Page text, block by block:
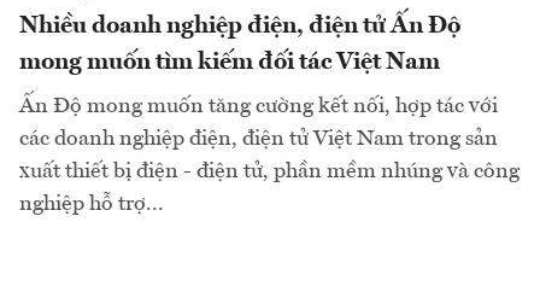
Nhiều doanh nghiệp điện, điện tử Ấn Độ
mong muốn tìm kiếm đối tác Việt Nam
Ấn Độ mong muốn tăng cường kết nối, hợp tác với
các doanh nghiệp điện, điện tử Việt Nam trong sản
xuất thiết bị điện - điện tử, phần mềm nhúng và công
nghiệp hỗ trợ...